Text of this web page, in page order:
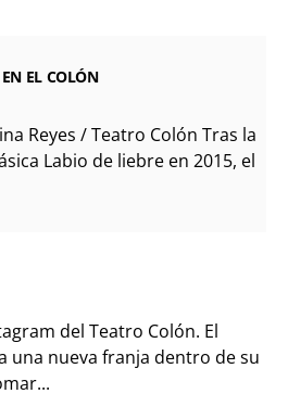
EL COLÓN
Reyes / Teatro Colón Tras la
Labio de liebre en 2015, el
del Teatro Colón. El
una nueva franja dentro de su